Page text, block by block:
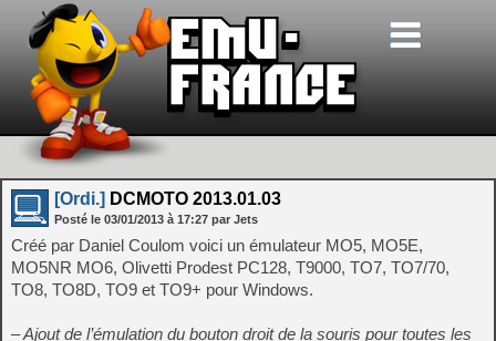
[Ordi.] DCMOTO 2013.01.03
Posté le 03/01/2013 à 17:27 par Jets
Créé par Daniel Coulom voici un émulateur MO5, MO5E,
MO5NR MO6, Olivetti Prodest PC128, T9000, TO7, TO7/70,
TO8, TO8D, TO9 et TO9+ pour Windows.
– Ajout de l’émulation du bouton droit de la souris pour toutes les